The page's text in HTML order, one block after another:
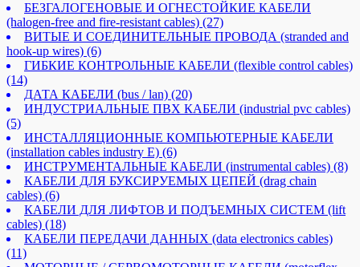
БЕЗГАЛОГЕНОВЫЕ И ОГНЕСТОЙКИЕ КАБЕЛИ
(halogen-free and fire-resistant cables) (27)
ВИТЫЕ И СОЕДИНИТЕЛЬНЫЕ ПРОВОДА (stranded and
hook-up wires) (6)
ГИБКИЕ КОНТРОЛЬНЫЕ КАБЕЛИ (flexible control cables)
(14)
ДАТА КАБЕЛИ (bus / lan) (20)
ИНДУСТРИАЛЬНЫЕ ПВХ КАБЕЛИ (industrial pvc cables)
(5)
ИНСТАЛЛЯЦИОННЫЕ КОМПЬЮТЕРНЫЕ КАБЕЛИ
(installation cables industry E) (6)
ИНСТРУМЕНТАЛЬНЫЕ КАБЕЛИ (instrumental cables) (8)
КАБЕЛИ ДЛЯ БУКСИРУЕМЫХ ЦЕПЕЙ (drag chain
cables) (6)
КАБЕЛИ ДЛЯ ЛИФТОВ И ПОДЪЕМНЫХ СИСТЕМ (lift
cables) (18)
КАБЕЛИ ПЕРЕДАЧИ ДАННЫХ (data electronics cables)
(11)